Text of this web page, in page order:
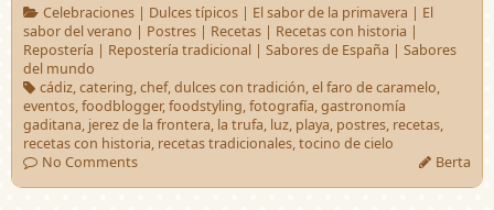
Celebraciones| Dulces típicos| El sabor de la primavera | El
sabor del verano | Postres | Recetas | Recetas con historia |
Repostería | Repostería tradicional | Sabores de España | Sabores
del mundo
cádiz,catering,chef,dulces con tradición,el faro de caramelo,
eventos,foodblogger,foodstyling,fotografía,gastronomía
gaditana, jerez de la frontera, la trufa, luz, playa, postres, recetas,
recetas con historia, recetas tradicionales,tocino de cielo
No Comments
Berta